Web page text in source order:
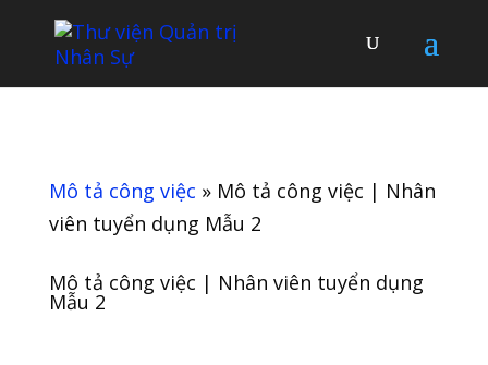
Mô tả công việc » Mô tả công việc | Nhân
viên tuyển dụng Mẫu 2
Mô tả công việc | Nhân viên tuyển dụng
Mẫu 2